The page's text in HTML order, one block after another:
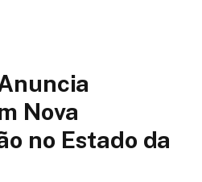
Nova
no Estado da